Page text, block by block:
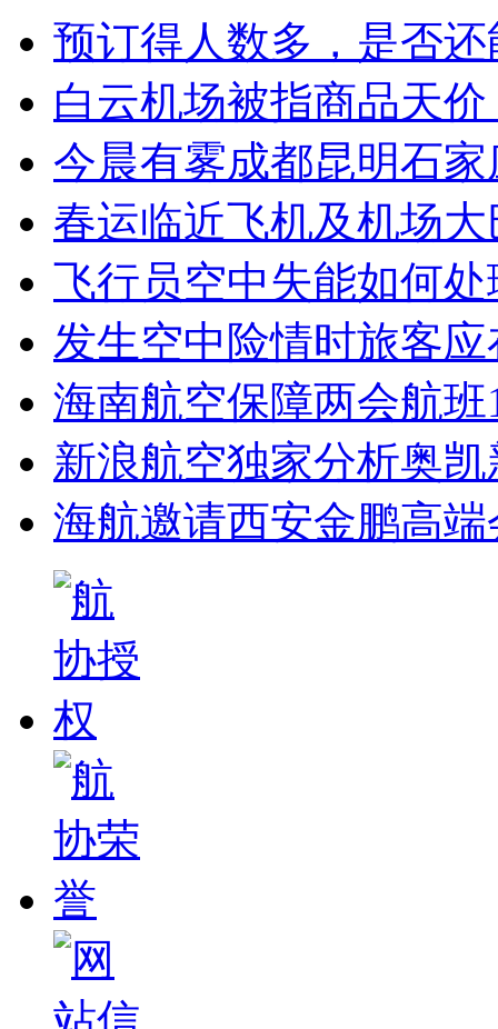
预订得人数多，是否
白云机场被指商品天
今晨有雾成都昆明石
春运临近飞机及机场
飞行员空中失能如何处
发生空中险情时旅客
海南航空保障两会航班
新浪航空独家分析奥
海航邀请西安金鹏高